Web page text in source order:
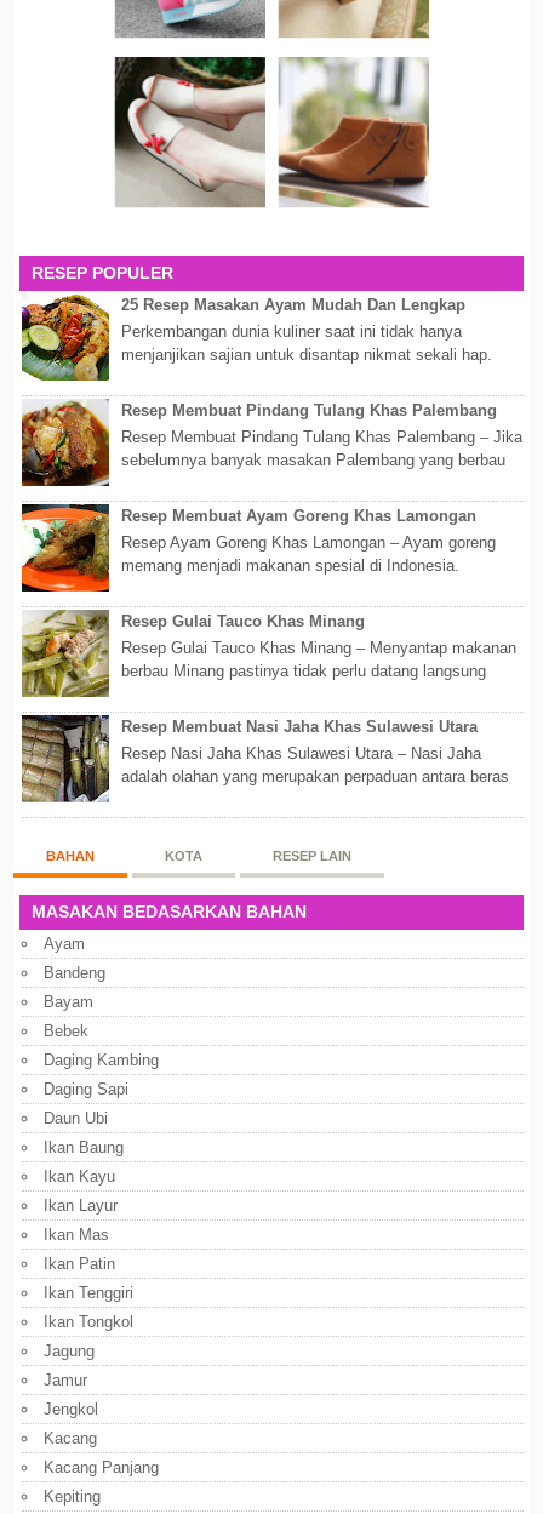
RESEP POPULER
25 Resep Masakan Ayam Mudah Dan Lengkap
Perkembangan dunia kuliner saat ini tidak hanya
menjanjikan sajian untuk disantap nikmat sekali hap.
Resep Membuat Pindang Tulang Khas Palembang
Resep Membuat Pindang Tulang Khas Palembang – Jika
sebelumnya banyak masakan Palembang yang berbau
Resep Membuat Ayam Goreng Khas Lamongan
Resep Ayam Goreng Khas Lamongan – Ayam goreng
memang menjadi makanan spesial di Indonesia.
Resep Gulai Tauco Khas Minang
Resep Gulai Tauco Khas Minang – Menyantap makanan
berbau Minang pastinya tidak perlu datang langsung
Resep Membuat Nasi Jaha Khas Sulawesi Utara
Resep Nasi Jaha Khas Sulawesi Utara – Nasi Jaha
adalah olahan yang merupakan perpaduan antara beras
BAHAN KOTA RESEP LAIN
MASAKAN BEDASARKAN BAHAN
Ayam
Bandeng
Bayam
Bebek
Daging Kambing
Daging Sapi
Daun Ubi
Ikan Baung
Ikan Kayu
Ikan Layur
Ikan Mas
Ikan Patin
Ikan Tenggiri
Ikan Tongkol
Jagung
Jamur
Jengkol
Kacang
Kacang Panjang
Kepiting